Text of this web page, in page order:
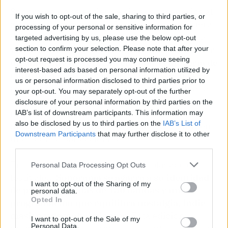
If you wish to opt-out of the sale, sharing to third parties, or
processing of your personal or sensitive information for
targeted advertising by us, please use the below opt-out
section to confirm your selection. Please note that after your
opt-out request is processed you may continue seeing
interest-based ads based on personal information utilized by
us or personal information disclosed to third parties prior to
your opt-out. You may separately opt-out of the further
disclosure of your personal information by third parties on the
IAB’s list of downstream participants. This information may
also be disclosed by us to third parties on the IAB’s List of
Downstream Participants that may further disclose it to other
Personal Data Processing Opt Outs
I want to opt-out of the Sharing of my
personal data.
Opted In
I want to opt-out of the Sale of my
Personal Data.
Sonorama no se entiende sin sus escenarios al
aire libre, la Plaza del Trigo, las catas de Ribera
del Duero o el Sonorama Baby para los que ya
van con carrito.El festival ha sabido mantener
un ambiente de verbena elevada a categoría de
cultomientras otros macroeventos se diluyen
en patrocinios. Este año, la zona de acampada
se traslada al Parque del General Gutiérrez con
mejoras y un precio de 22 euros para todos los
días. No está nada mal si no quieres dormir en
una bodega por accidente.
En un verano que vuelve a estar plagado de
de pueblo, sus más de 150 bandas y una
programación que equilibra nostalgia, indie
masivo y descubrimientos. Esta edición